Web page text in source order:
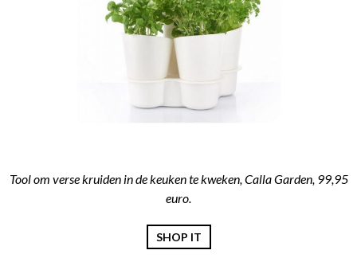
Tool om verse kruiden in de keuken te kweken, Calla Garden, 99,95
euro.
SHOP IT